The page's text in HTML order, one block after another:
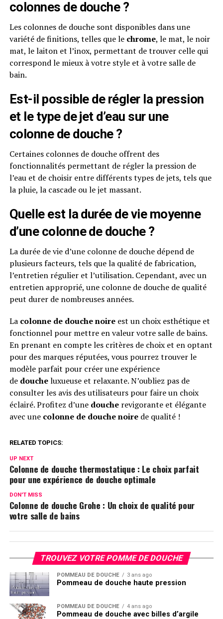
colonnes de douche ?
Les colonnes de douche sont disponibles dans une
variété de finitions, telles que le chrome, le mat, le noir
mat, le laiton et l’inox, permettant de trouver celle qui
correspond le mieux à votre style et à votre salle de
bain.
Est-il possible de régler la pression
et le type de jet d’eau sur une
colonne de douche ?
Certaines colonnes de douche offrent des
fonctionnalités permettant de régler la pression de
l’eau et de choisir entre différents types de jets, tels que
la pluie, la cascade ou le jet massant.
Quelle est la durée de vie moyenne
d’une colonne de douche ?
La durée de vie d’une colonne de douche dépend de
plusieurs facteurs, tels que la qualité de fabrication,
l’entretien régulier et l’utilisation. Cependant, avec un
entretien approprié, une colonne de douche de qualité
peut durer de nombreuses années.
La colonne de douche noireest un choix esthétique et
fonctionnel pour mettre en valeur votre salle de bains.
En prenant en compte les critères de choix et en optant
pour des marques réputées, vous pourrez trouver le
modèle parfait pour créer une expérience
de doucheluxueuse et relaxante. N’oubliez pas de
consulter les avis des utilisateurs pour faire un choix
éclairé. Profitez d’une doucherevigorante et élégante
avec une colonne de douche noirede qualité !
RELATED TOPICS:
UP NEXT
Colonne de douche thermostatique : Le choix parfait
pour une expérience de douche optimale
DON'T MISS
Colonne de douche Grohe : Un choix de qualité pour
votre salle de bains
TROUVEZ VOTRE POMME DE DOUCHE
POMMEAU DE DOUCHE 3 ans ago
Pommeau de douche haute pression
POMMEAU DE DOUCHE 4 ans ago
Pommeau de douche avec billes d’argile